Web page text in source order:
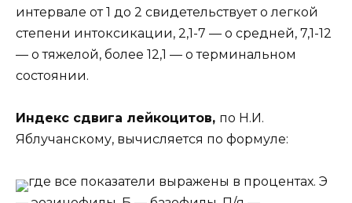
интервале от 1 до 2 свидетельствует о легкой
степени интоксикации, 2,1-7 — о средней, 7,1-12
— о тяжелой, более 12,1 — о терминальном
состоянии.
Индекс сдвига лейкоцитов, по Н.И.
Яблучанскому, вычисляется по формуле:
где все показатели выражены в процентах. Э